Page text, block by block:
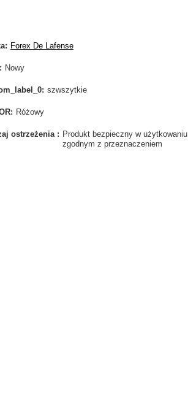
Forex De Lafense
Nowy
szwszytkie
Różowy
ostrzeżenia
Produkt bezpieczny w użytkowaniu
zgodnym z przeznaczeniem